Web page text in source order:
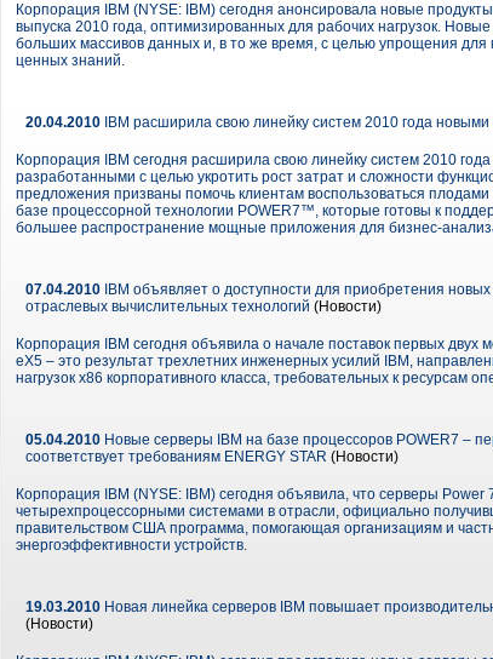
Корпорация IBM (NYSE: IBM) сегодня анонсировала новые
выпуска 2010 года, оптимизированных для рабочих нагрузок.
больших массивов данных и, в то же время, с целью упрощения
ценных знаний.
20.04.2010 IBM расширила свою линейку систем 2010 года
Корпорация IBM сегодня расширила свою линейку систем 2010
разработанными с целью укротить рост затрат и сложности
предложения призваны помочь клиентам воспользоваться
базе процессорной технологии POWER7™, которые готовы к
большее распространение мощные приложения для бизнес-
07.04.2010 IBM объявляет о доступности для приобретения
отраслевых вычислительных технологий (Новости)
Корпорация IBM сегодня объявила о начале поставок первых
eX5 – это результат трехлетних инженерных усилий IBM,
нагрузок x86 корпоративного класса, требовательных к ресурсам
05.04.2010 Новые серверы IBM на базе процессоров POWER7 –
соответствует требованиям ENERGY STAR (Новости)
Корпорация IBM (NYSE: IBM) сегодня объявила, что серверы
четырехпроцессорными системами в отрасли, официально
правительством США программа, помогающая организациям и
энергоэффективности устройств.
19.03.2010 Новая линейка серверов IBM повышает
(Новости)